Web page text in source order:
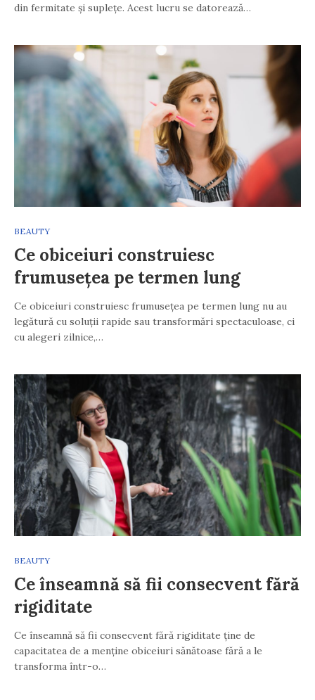
din fermitate și suplețe. Acest lucru se datorează…
BEAUTY
Ce obiceiuri construiesc
frumusețea pe termen lung
Ce obiceiuri construiesc frumusețea pe termen lung nu au
legătură cu soluții rapide sau transformări spectaculoase, ci
cu alegeri zilnice,…
BEAUTY
Ce înseamnă să fii consecvent fără
rigiditate
Ce înseamnă să fii consecvent fără rigiditate ține de
capacitatea de a menține obiceiuri sănătoase fără a le
transforma într-o…